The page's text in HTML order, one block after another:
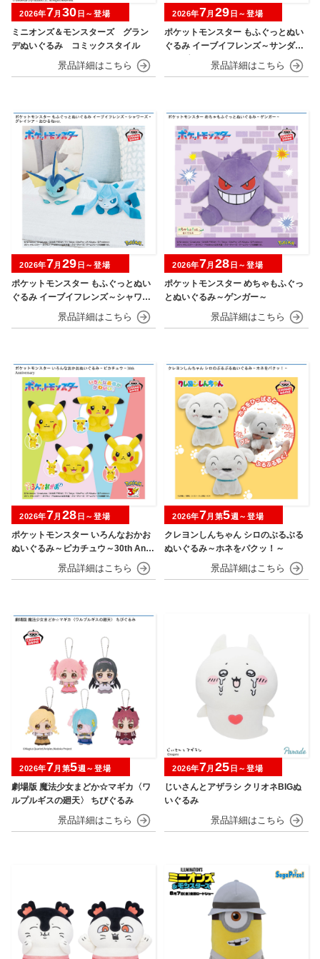
ミニオンズ＆モンスターズ グラン
デぬいぐるみ コミックスタイル
2026年7月 30 日～登場
ポケットモンスター もふぐっとぬい
ぐるみ イーブイフレンズ～サンダー
ス・ブースター～おひるねver.
2026年7月 29 日～登場
ポケットモンスター もふぐっとぬい
ぐるみ イーブイフレンズ～シャワー
ズ・グレイシア～おひるねver.
2026年7月 29 日～登場
ポケットモンスター めちゃもふぐっ
とぬいぐるみ～ゲンガー～
2026年7月 28 日～登場
ポケットモンスター いろんなおかお
ぬいぐるみ～ピカチュウ～30th Anni
2026年7月 28 日～登場
クレヨンしんちゃん シロのぶるぶる
ぬいぐるみ～ホネをパクッ！～
2026年7月第5週～登場
劇場版 魔法少女まどか☆マギカ〈ワ
ルプルギスの廻天〉 ちびぐるみ
2026年7月第5週～登場
じいさんとアザラシ クリオネBIGぬ
いぐるみ
2026年7月 25 日～登場